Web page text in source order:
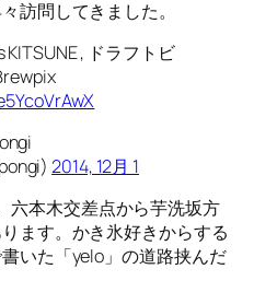
訪問してきました。
KITSUNE , ドラフトビ
2014, 12月 1
六本木交差点から芋洗坂方
ます。かき氷好きからする
いた「yelo」の道路挟んだ